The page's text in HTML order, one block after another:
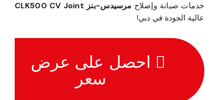
خدمات صيانة وإصلاح مرسيدس-بنز CLK500 CV Joint
عالية الجودة في دبي!
احصل على عرض
سعر